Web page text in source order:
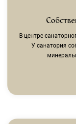
В центре
У санатория